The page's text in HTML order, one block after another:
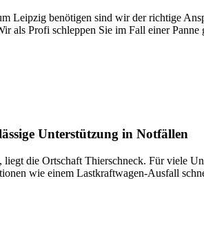
Leipzig benötigen sind wir der richtige
als Profi schleppen Sie im Fall einer
Unterstützung in Notfällen
die Ortschaft Thierschneck. Für viele
wie einem Lastkraftwagen-Ausfall